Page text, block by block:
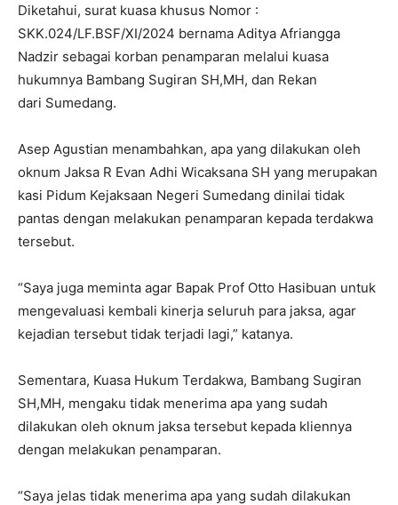
Diketahui, surat kuasa khusus Nomor :
SKK.024/LF.BSF/XI/2024 bernama Aditya Afriangga
Nadzir sebagai korban penamparan melalui kuasa
hukumnya Bambang Sugiran SH,MH, dan Rekan
dari Sumedang.
Asep Agustian menambahkan, apa yang dilakukan oleh
oknum Jaksa R Evan Adhi Wicaksana SH yang merupakan
kasi Pidum Kejaksaan Negeri Sumedang dinilai tidak
pantas dengan melakukan penamparan kepada terdakwa
tersebut.
“Saya juga meminta agar Bapak Prof Otto Hasibuan untuk
mengevaluasi kembali kinerja seluruh para jaksa, agar
kejadian tersebut tidak terjadi lagi,” katanya.
Sementara, Kuasa Hukum Terdakwa, Bambang Sugiran
SH,MH, mengaku tidak menerima apa yang sudah
dilakukan oleh oknum jaksa tersebut kepada kliennya
dengan melakukan penamparan.
“Saya jelas tidak menerima apa yang sudah dilakukan